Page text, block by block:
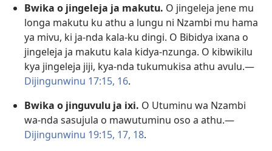
Bwika o jingeleja ja makutu. O jingeleja jene mu
longa makutu ku athu a lungu ni Nzambi mu hama
ya mivu, ki ja-nda kala-ku dingi. O Bibidya ixana o
jingeleja ja makutu kala kidya-nzunga. O kibwikilu
kya jingeleja jiji, kya-nda tukumukisa athu avulu.—
Dijingunwinu 17:15, 16.
Bwika o jinguvulu ja ixi. O Utuminu wa Nzambi
wa-nda sasujula o mawutuminu oso a athu.—
Dijingunwinu 19:15, 17, 18.